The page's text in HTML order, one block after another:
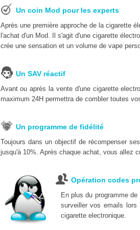
Un coin Mod pour les experts
Après une première approche de la cigarette
l'achat d'un Mod. Il s'agit d'une cigarette
crée une sensation et un volume de vape
Un SAV réactif
Avant ou après la vente d'une cigarette
maximum 24H permettra de combler toutes
Un programme de fidélité
Toujours dans un objectif de récompenser
jusqu'à 10%. Après chaque achat, vous allez
Opération codes
En plus du programme
surveiller vos emails
cigarette electronique.